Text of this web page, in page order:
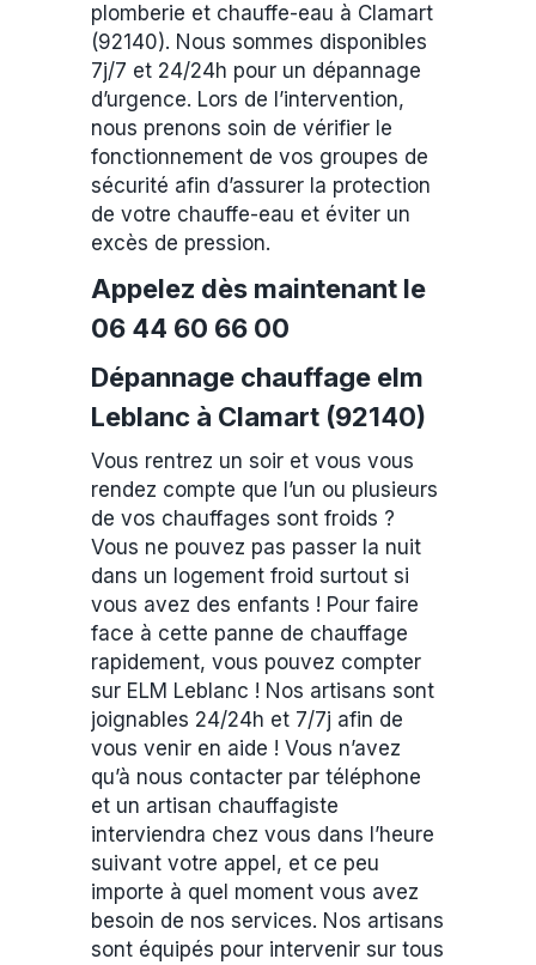
plomberie et chauffe-eau à Clamart
(92140). Nous sommes disponibles
7j/7 et 24/24h pour un dépannage
d’urgence. Lors de l’intervention,
nous prenons soin de vérifier le
fonctionnement de vos groupes de
sécurité afin d’assurer la protection
de votre chauffe-eau et éviter un
excès de pression.
Appelez dès maintenant le
06 44 60 66 00
Dépannage chauffage elm
Leblanc à Clamart (92140)
Vous rentrez un soir et vous vous
rendez compte que l’un ou plusieurs
de vos chauffages sont froids ?
Vous ne pouvez pas passer la nuit
dans un logement froid surtout si
vous avez des enfants ! Pour faire
face à cette panne de chauffage
rapidement, vous pouvez compter
sur ELM Leblanc ! Nos artisans sont
joignables 24/24h et 7/7j afin de
vous venir en aide ! Vous n’avez
qu’à nous contacter par téléphone
et un artisan chauffagiste
interviendra chez vous dans l’heure
suivant votre appel, et ce peu
importe à quel moment vous avez
besoin de nos services. Nos artisans
sont équipés pour intervenir sur tous